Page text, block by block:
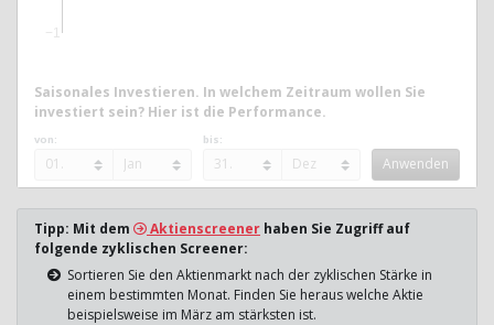
−1
Saisonales Investieren. In welchem Zeitraum wollen Sie
investiert sein? Hier ist die Performance.
von: bis:
Tipp: Mit dem Aktienscreener haben Sie Zugriff auf
folgende zyklischen Screener:
Sortieren Sie den Aktienmarkt nach der zyklischen Stärke in
einem bestimmten Monat. Finden Sie heraus welche Aktie
beispielsweise im März am stärksten ist.